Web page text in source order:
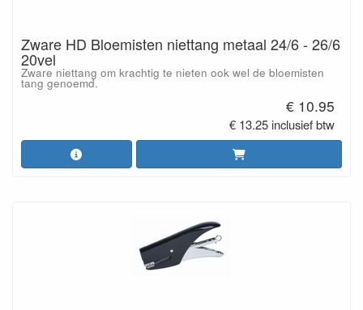
Zware HD Bloemisten niettang metaal 24/6 - 26/6
20vel
Zware niettang om krachtig te nieten ook wel de bloemisten
tang genoemd.
€ 10.95
€ 13.25 inclusief btw